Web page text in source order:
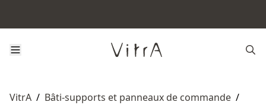
VitrA / Bâti-supports et panneaux de commande /